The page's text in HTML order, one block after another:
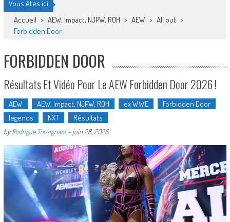
Vous êtes ici
Accueil > AEW, Impact, NJPW, ROH > AEW > All out >
Forbidden Door
FORBIDDEN DOOR
Résultats Et Vidéo Pour Le AEW Forbidden Door 2026 !
AEW AEW, Impact, NJPW, ROH ex WWE
Forbidden Door
legends
NXT Résultats
byRodrigue Tousignant- juin 28, 2026